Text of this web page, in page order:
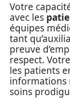
Votre
avec les
équipes
tant
preuve
respect.
les patients
informations
soins